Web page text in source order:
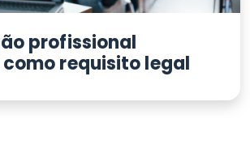
profissional
requisito legal